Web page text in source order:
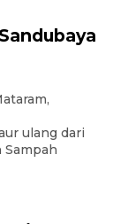
ulang dari